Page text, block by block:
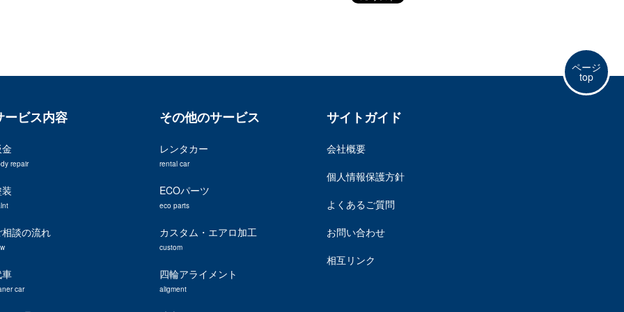
ページ
top
ービス内容
repair
相談の流れ
car
その他のサービス
レンタカー
rental car
ECOパーツ
eco parts
カスタム・エアロ加工
custom
四輪アライメント
aligment
サイトガイド
会社概要
個人情報保護方針
よくあるご質問
お問い合わせ
相互リンク